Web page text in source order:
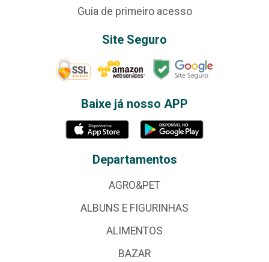
Guia de primeiro acesso
Site Seguro
Baixe já nosso APP
Departamentos
AGRO&PET
ALBUNS E FIGURINHAS
ALIMENTOS
BAZAR